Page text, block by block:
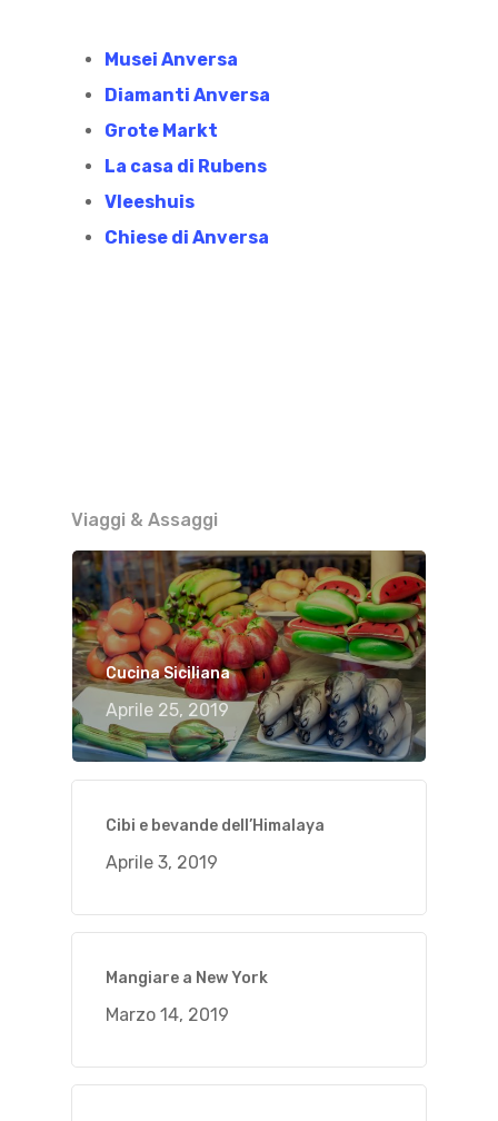
Musei Anversa
Diamanti Anversa
Grote Markt
La casa di Rubens
Vleeshuis
Chiese di Anversa
Viaggi & Assaggi
Cucina Siciliana
Aprile 25, 2019
Cibi e bevande dell’Himalaya
Aprile 3, 2019
Mangiare a New York
Marzo 14, 2019